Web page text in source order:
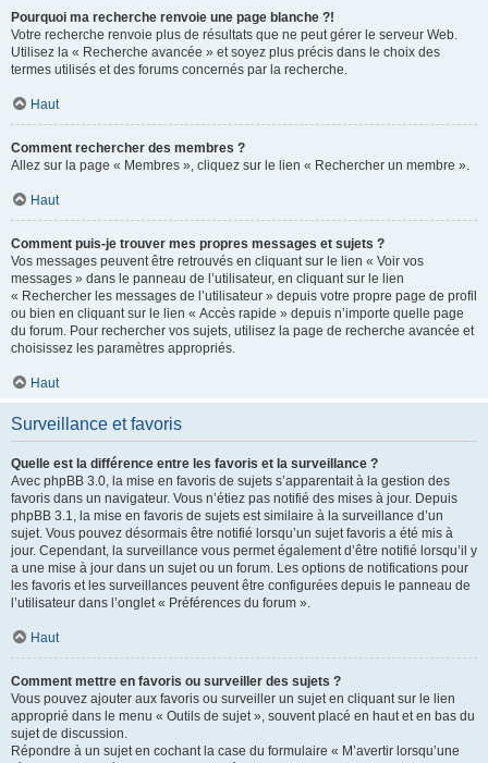
Pourquoi ma recherche renvoie une page blanche ?!
Votre recherche renvoie plus de résultats que ne peut gérer le serveur Web.
Utilisez la « Recherche avancée » et soyez plus précis dans le choix des
termes utilisés et des forums concernés par la recherche.
Haut
Comment rechercher des membres ?
Allez sur la page « Membres », cliquez sur le lien « Rechercher un membre ».
Haut
Comment puis-je trouver mes propres messages et sujets ?
Vos messages peuvent être retrouvés en cliquant sur le lien « Voir vos
messages » dans le panneau de l’utilisateur, en cliquant sur le lien
« Rechercher les messages de l’utilisateur » depuis votre propre page de profil
ou bien en cliquant sur le lien « Accès rapide » depuis n’importe quelle page
du forum. Pour rechercher vos sujets, utilisez la page de recherche avancée et
choisissez les paramètres appropriés.
Haut
Surveillance et favoris
Quelle est la différence entre les favoris et la surveillance ?
Avec phpBB 3.0, la mise en favoris de sujets s’apparentait à la gestion des
favoris dans un navigateur. Vous n’étiez pas notifié des mises à jour. Depuis
phpBB 3.1, la mise en favoris de sujets est similaire à la surveillance d’un
sujet. Vous pouvez désormais être notifié lorsqu’un sujet favoris a été mis à
jour. Cependant, la surveillance vous permet également d’être notifié lorsqu’il y
a une mise à jour dans un sujet ou un forum. Les options de notifications pour
les favoris et les surveillances peuvent être configurées depuis le panneau de
l’utilisateur dans l’onglet « Préférences du forum ».
Haut
Comment mettre en favoris ou surveiller des sujets ?
Vous pouvez ajouter aux favoris ou surveiller un sujet en cliquant sur le lien
approprié dans le menu « Outils de sujet », souvent placé en haut et en bas du
sujet de discussion.
Répondre à un sujet en cochant la case du formulaire « M’avertir lorsqu’une